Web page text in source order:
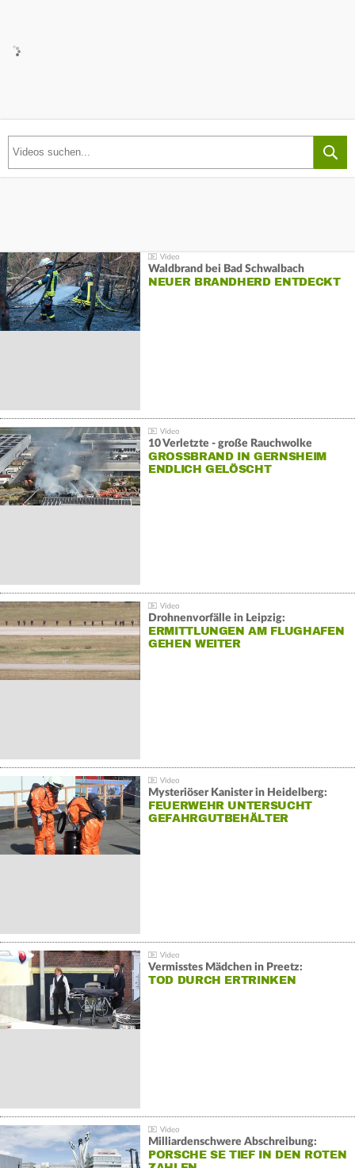
Waldbrand bei Bad Schwalbach
NEUER BRANDHERD ENTDECKT
10 Verletzte - große Rauchwolke
GROSSBRAND IN GERNSHEIM E
NDLICH GELÖSCHT
Drohnenvorfälle in Leipzig:
ERMITTLUNGEN AM FLUGHAFEN
GEHEN WEITER
Mysteriöser Kanister in Heidelberg:
FEUERWEHR UNTERSUCHT
GEFAHRGUTBEHÄLTER
Vermisstes Mädchen in Preetz:
TOD DURCH ERTRINKEN
Milliardenschwere Abschreibung:
PORSCHE SE TIEF IN DEN ROTEN